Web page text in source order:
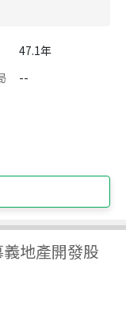
47.1年
--
地產開發股